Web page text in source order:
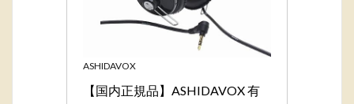
ASHIDAVOX
【国内正規品】ASHIDAVOX 有